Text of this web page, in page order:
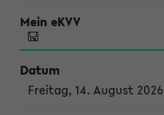
Freitag, 14. August 2026